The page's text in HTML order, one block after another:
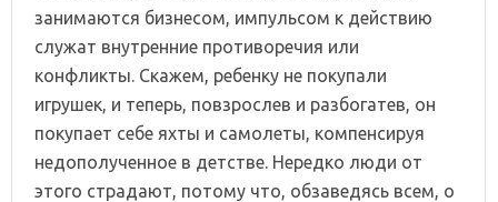
занимаются бизнесом, импульсом к действию
служат внутренние противоречия или
конфликты. Скажем, ребенку не покупали
игрушек, и теперь, повзрослев и разбогатев, он
покупает себе яхты и самолеты, компенсируя
недополученное в детстве. Нередко люди от
этого страдают, потому что, обзаведясь всем, о